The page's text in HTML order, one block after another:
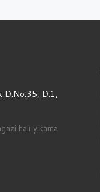
D:No:35, D:1,
halı yıkama